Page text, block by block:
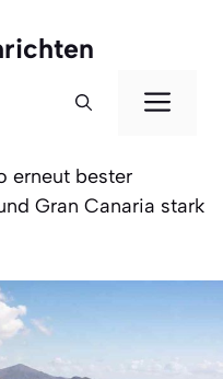
erneut bester
Gran Canaria stark